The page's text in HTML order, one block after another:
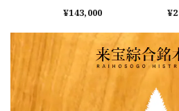
ｘ43mm 天板のみ
ーテーブル ダイニ
ングテーブル
¥143,000
ｘ40mm カウン
ル ダイニング
ブル